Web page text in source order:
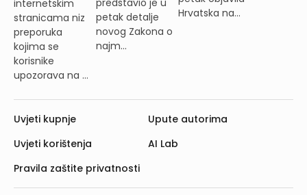
internetskim
stranicama niz
preporuka
kojima se
korisnike
upozorava na ...
petak detalje
novog Zakona o
najm...
Hrvatska na...
Uvjeti kupnje
Uvjeti korištenja
Pravila zaštite privatnosti
Upute autorima
AI Lab